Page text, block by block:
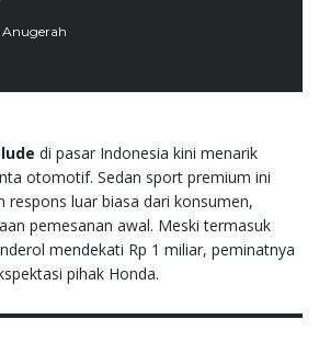
Anugerah
di pasar Indonesia kini menarik
otomotif. Sedan sport premium ini
respons luar biasa dari konsumen,
pemesanan awal. Meski termasuk
mendekati Rp 1 miliar, peminatnya
pihak Honda.